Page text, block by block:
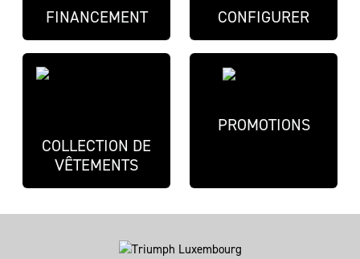
FINANCEMENT CONFIGURER
COLLECTION DE
VÊTEMENTS
PROMOTIONS